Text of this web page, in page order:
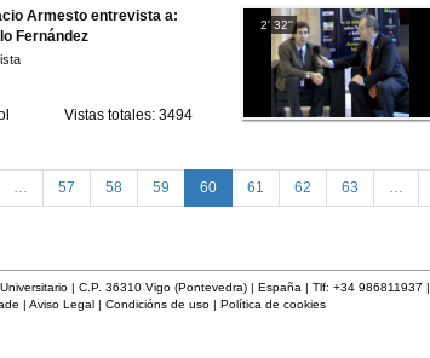
Armesto entrevista a:
Fernández
Vistas totales: 3494
2' 32''
… 57 58 59 60(current)
61 62 63 …
| C.P. 36310 Vigo (Pontevedra) | España | Tlf: +34 986811937 |
| Aviso Legal| Condicións de uso| Política de cookies